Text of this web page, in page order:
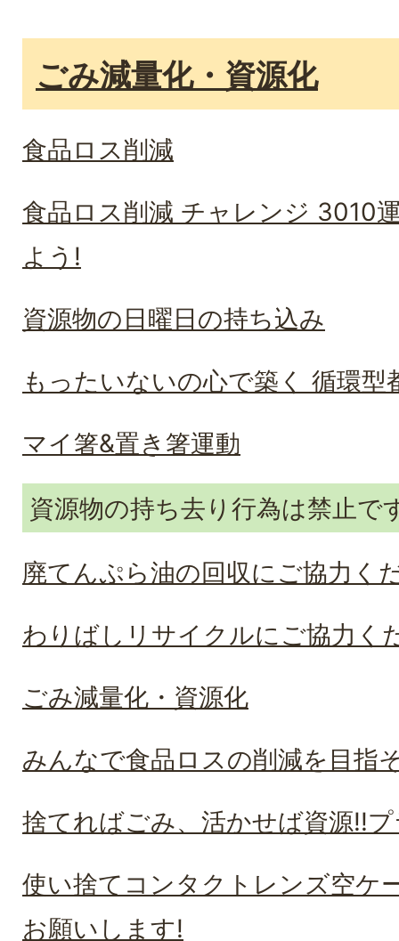
ごみ減量化・資源化
食品ロス削減
食品ロス削減 チャレンジ 3010
よう!
資源物の日曜日の持ち込み
もったいないの心で築く 循環型
マイ箸&置き箸運動
資源物の持ち去り行為は禁止で
廃てんぷら油の回収にご協力く
わりばしリサイクルにご協力く
ごみ減量化・資源化
みんなで食品ロスの削減を目指
捨てればごみ、活かせば資源!!
使い捨てコンタクトレンズ空ケ
お願いします!